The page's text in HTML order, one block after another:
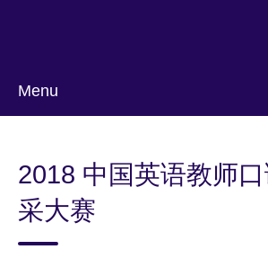
Menu
language
2018 中国英语教师
采大赛